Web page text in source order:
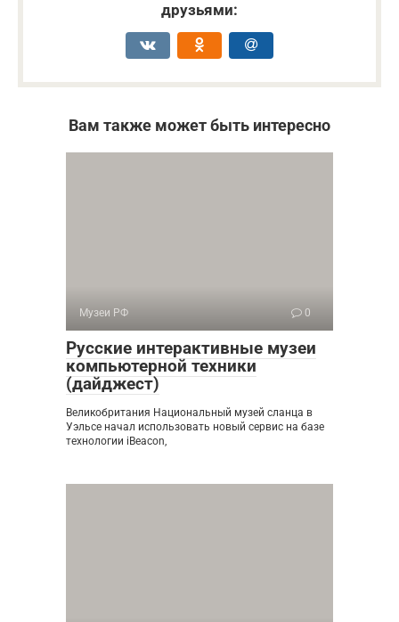
друзьями:
Вам также может быть интересно
Музеи РФ 0
Русские интерактивные музеи
компьютерной техники
(дайджест)
Великобритания Национальный музей сланца в
Уэльсе начал использовать новый сервис на базе
технологии iBeacon,